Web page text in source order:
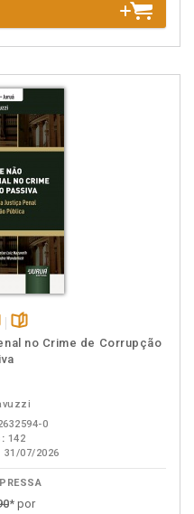
páginas
no Crime de Corrupção
0
142
31/07/2026
* por